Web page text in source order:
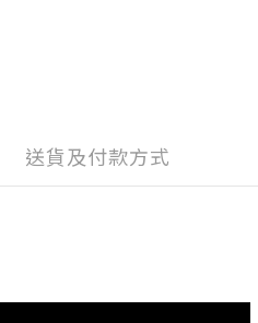
送貨及付款方式